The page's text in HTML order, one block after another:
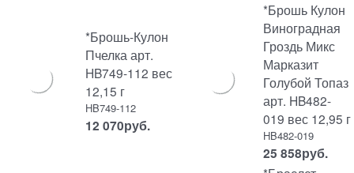
*Брошь-Кулон
Пчелка арт.
HB749-112 вес
12,15 г
HB749-112
12 070руб.
*Брошь Кулон
Виноградная
Гроздь Микс
Марказит
Голубой Топаз
арт. HB482-
019 вес 12,95 г
HB482-019
25 858руб.